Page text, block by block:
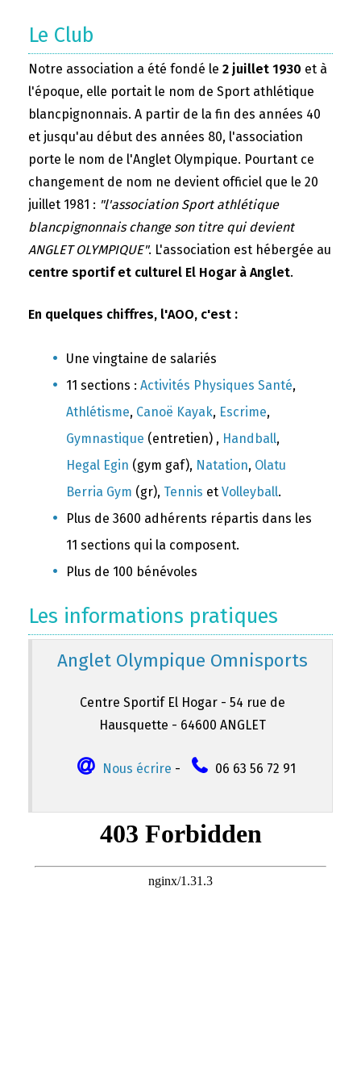
Le Club
Notre association a été fondé le 2 juillet 1930 et à
l'époque, elle portait le nom de Sport athlétique
blancpignonnais. A partir de la fin des années 40
et jusqu'au début des années 80, l'association
porte le nom de l'Anglet Olympique. Pourtant ce
changement de nom ne devient officiel que le 20
juillet 1981 : "l'association Sport athlétique
blancpignonnais change son titre qui devient
ANGLET OLYMPIQUE". L'association est hébergée au
centre sportif et culturel El Hogar à Anglet.
En quelques chiffres, l'AOO, c'est :
Une vingtaine de salariés
11 sections : Activités Physiques Santé,
Athlétisme, Canoë Kayak, Escrime,
Gymnastique (entretien) , Handball,
Hegal Egin (gym gaf), Natation, Olatu
Berria Gym (gr), Tennis et Volleyball.
Plus de 3600 adhérents répartis dans les
11 sections qui la composent.
Plus de 100 bénévoles
Les informations pratiques
Anglet Olympique Omnisports
Centre Sportif El Hogar - 54 rue de
Hausquette - 64600 ANGLET
Nous écrire - 06 63 56 72 91